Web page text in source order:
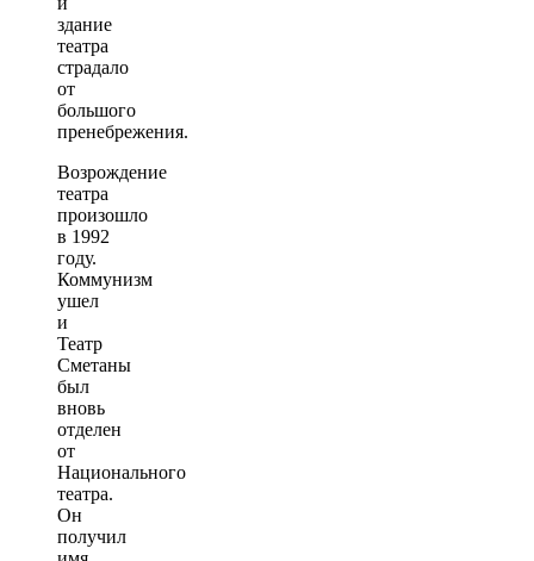
здание
театра
страдало
от
большого
пренебрежения.
Возрождение
театра
произошло
в 1992
году.
Коммунизм
ушел
и
Театр
Сметаны
был
вновь
отделен
от
Национального
театра.
Он
получил